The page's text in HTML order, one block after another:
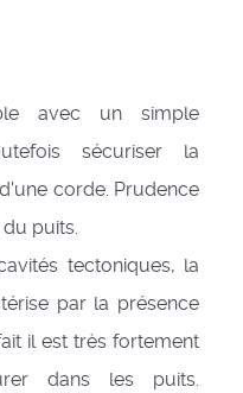
avec un simple
sécuriser la
corde. Prudence
puits.
tectoniques, la
par la présence
il est très fortement
dans les puits.